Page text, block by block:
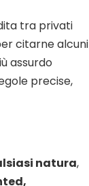
tra privati
citarne alcuni
assurdo
precise,
natura,